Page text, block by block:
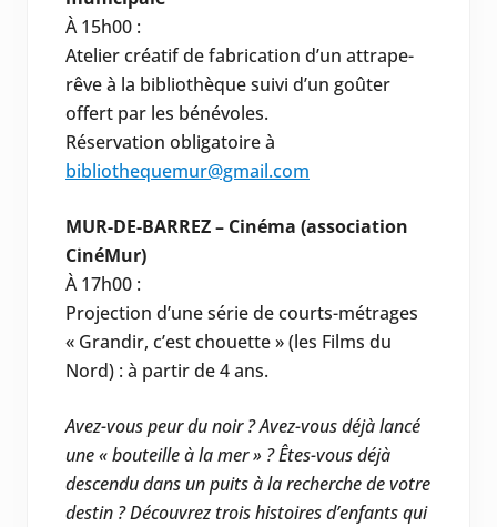
À 15h00 :
Atelier créatif de fabrication d’un attrape-
rêve à la bibliothèque suivi d’un goûter
offert par les bénévoles.
Réservation obligatoire à
bibliothequemur@gmail.com
MUR-DE-BARREZ – Cinéma (association
CinéMur)
À 17h00 :
Projection d’une série de courts-métrages
« Grandir, c’est chouette » (les Films du
Nord) : à partir de 4 ans.
Avez-vous peur du noir ? Avez-vous déjà lancé
une « bouteille à la mer » ? Êtes-vous déjà
descendu dans un puits à la recherche de votre
destin ? Découvrez trois histoires d’enfants qui